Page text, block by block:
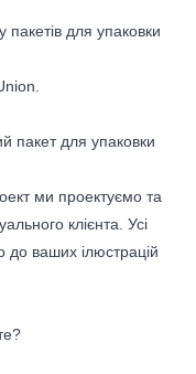
для упаковки
пакет для упаковки
ми проектуємо та
клієнта. Усі
до ваших ілюстрацій